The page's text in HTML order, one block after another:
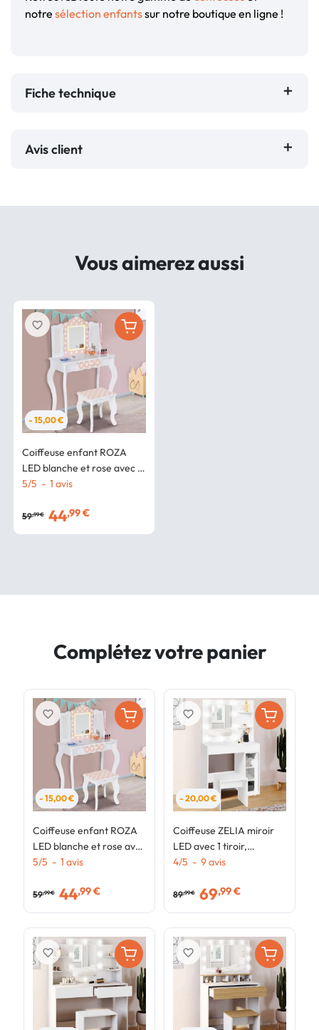
notre sélection enfantssur notre boutique en ligne !
Fiche technique
Avis client
Vous aimerez aussi
- 15,00 €
Coiffeuse enfant ROZA
LED blanche et rose avec 3
miroirs et tabouret
5/5 - 1 avis
59,99 € 44,99 €
favorite_border
Complétez votre panier
- 15,00 €
Coiffeuse enfant ROZA
LED blanche et rose avec
3 miroirs et tabouret
5/5 - 1 avis
59,99 € 44,99 €
favorite_border
favorite_border
- 20,00 €
Coiffeuse ZELIA miroir
LED avec 1 tiroir,
étagères, caisson de
4/5 - 9avis
89,99 € 69,99 €
favorite_border
favorite_border